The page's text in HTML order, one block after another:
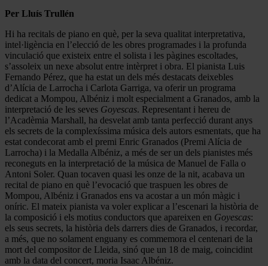
Per Lluís Trullén
Hi ha recitals de piano en què, per la seva qualitat interpretativa,
intel·ligència en l’elecció de les obres programades i la profunda
vinculació que existeix entre el solista i les pàgines escoltades,
s’assoleix un nexe absolut entre intèrpret i obra. El pianista Luis
Fernando Pérez, que ha estat un dels més destacats deixebles
d’Alícia de Larrocha i Carlota Garriga, va oferir un programa
dedicat a Mompou, Albéniz i molt especialment a Granados, amb la
interpretació de les seves Goyescas. Representant i hereu de
l’Acadèmia Marshall, ha desvelat amb tanta perfecció durant anys
els secrets de la complexíssima música dels autors esmentats, que ha
estat condecorat amb el premi Enric Granados (Premi Alícia de
Larrocha) i la Medalla Albéniz, a més de ser un dels pianistes més
reconeguts en la interpretació de la música de Manuel de Falla o
Antoni Soler. Quan tocaven quasi les onze de la nit, acabava un
recital de piano en què l’evocació que traspuen les obres de
Mompou, Albéniz i Granados ens va acostar a un món màgic i
oníric. El mateix pianista va voler explicar a l’escenari la història de
la composició i els motius conductors que apareixen en Goyescas:
els seus secrets, la història dels darrers dies de Granados, i recordar,
a més, que no solament enguany es commemora el centenari de la
mort del compositor de Lleida, sinó que un 18 de maig, coincidint
amb la data del concert, moria Isaac Albéniz.